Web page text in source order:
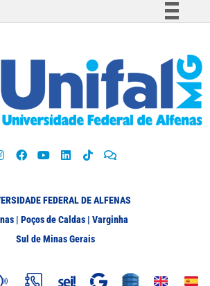
Participe
Acesso à informação
Legislação
FEDERAL DE ALFENAS
| Poços de Caldas | Varginha
Sul de Minas Gerais